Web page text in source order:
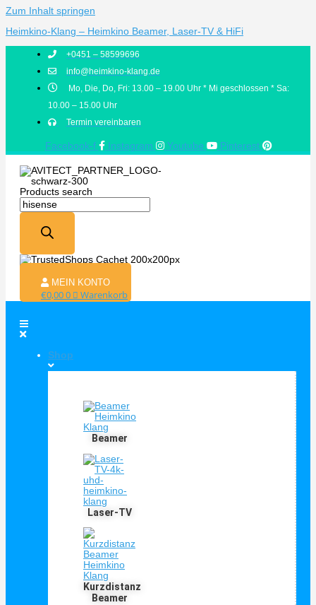
Zum Inhalt springen
Heimkino-Klang – Heimkino Beamer, Laser-TV & HiFi
+0451 – 58599696
info@heimkino-klang.de
Mo, Die, Do, Fri: 13.00 – 19.00 Uhr * Mi geschlossen * Sa:
10.00 – 15.00 Uhr
Termin vereinbaren
Facebook-f Instagram Youtube Pinterest
Products search
MEIN KONTO
€0,000 Warenkorb
Shop
Beamer
Laser-TV
Kurzdistanz
Beamer